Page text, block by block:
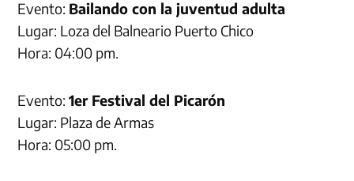
Evento: Bailando con la juventud adulta
Lugar: Loza del Balneario Puerto Chico
Hora: 04:00 pm.
Evento:1er Festival del Picarón
Lugar: Plaza de Armas
Hora: 05:00 pm.